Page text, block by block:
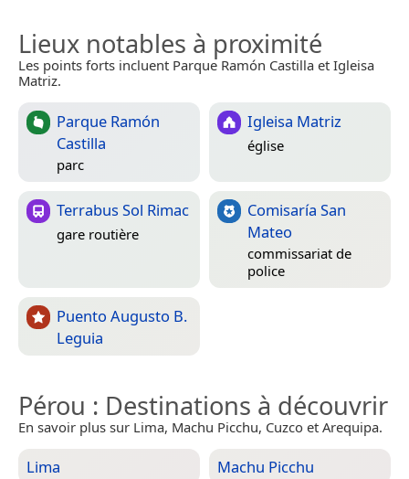
Lieux notables à proximité
Les points forts incluent Parque Ramón Castilla et Igleisa
Matriz.
Parque Ramón
Castilla
parc
Igleisa Matriz
église
Terrabus Sol Rimac
gare routière
Comisaría San
Mateo
commissariat de
police
Puento Augusto B.
Leguia
Pérou : Destinations à découvrir
En savoir plus sur Lima, Machu Picchu, Cuzco et Arequipa.
Lima Machu Picchu